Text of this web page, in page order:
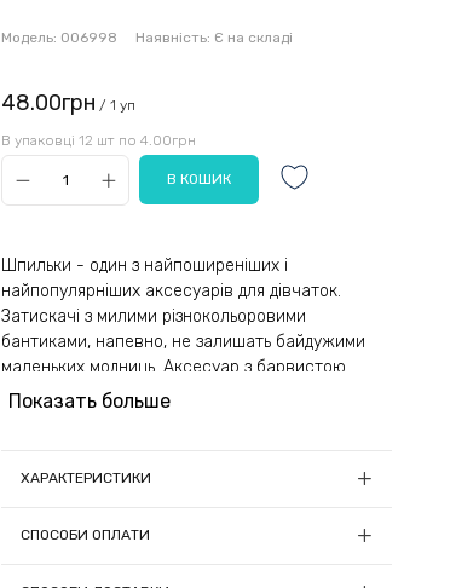
Модель: 006998 Наявність: Є на складі
48.00грн / 1 уп
В упаковці 12 шт по 4.00грн
Шпильки - один з найпоширеніших і
найпопулярніших аксесуарів для дівчаток.
Затискачі з милими різнокольоровими
бантиками, напевно, не залишать байдужими
маленьких модниць. Аксесуар з барвистою
тканиною підійде для різних образів та стилів
Основа з металу має акуратну форму без
Показать больше
ХАРАКТЕРИСТИКИ
Довжина, см: 4
СПОСОБИ ОПЛАТИ